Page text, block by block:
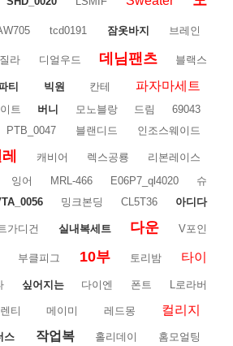
tcd0191 잠옷바지 브레인
라 디얼우드 데님팬츠 블랙스
티 빅원 칸테 파자마세트
트 버니 모노블랑 드림
69043
PTB_0047 블랜디드 인조스웨이드
캐비어 렉스공룡
리본레이스
잉어 MRL-466 E06P7_ql4020
슈
밍크본딩 CL5T36 아디다
가디건 실내복세트 다운 V포인
부클피그 10부 토리밤
타이
싶어지는 다이엔 폰트 L로라버
티 메이미 레드몽 컬리지
스 작업복 홀리데이 홈모얼팅